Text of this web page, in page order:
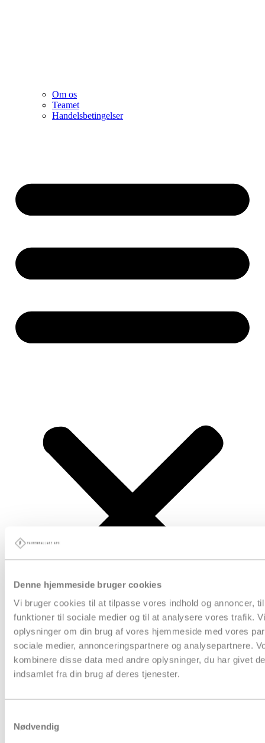
Denne hjemmeside bruger cookies
Vi bruger cookies til at tilpasse vores indhold og annoncer,
funktioner til sociale medier og til at analysere vores trafik.
oplysninger om din brug af vores hjemmeside med vores
sociale medier, annonceringspartnere og analysepartnere.
kombinere disse data med andre oplysninger, du har givet
indsamlet fra din brug af deres tjenester.
Nødvendig
Om os
Teamet
Handelsbetingelser
Produkter